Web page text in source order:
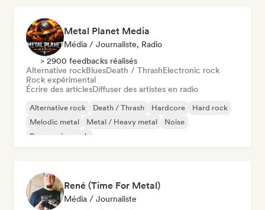
Metal Planet Media
Média / Journaliste, Radio
> 2900 feedbacks réalisés
Alternative rockBluesDeath / ThrashElectronic rock
Rock expérimental
Écrire des articlesDiffuser des artistes en radio
Alternative rock Death / Thrash Hardcore
Hard rock
Melodic metal
Metal / Heavy metal
Noise
Progressive rock
René (Time For Metal)
Média / Journaliste